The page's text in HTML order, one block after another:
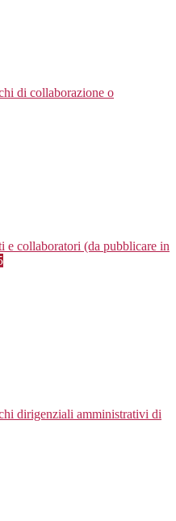
di collaborazione o
e collaboratori (da pubblicare in
dirigenziali amministrativi di